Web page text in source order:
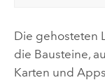
Die gehosteten
die Bausteine,
Karten und